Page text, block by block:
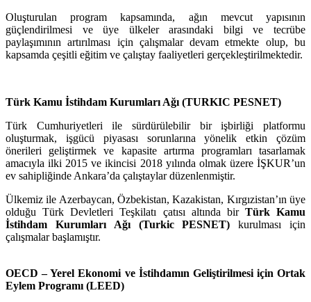
Oluşturulan program kapsamında, ağın mevcut yapısının
güçlendirilmesi ve üye ülkeler arasındaki bilgi ve tecrübe
paylaşımının artırılması için çalışmalar devam etmekte olup, bu
kapsamda çeşitli eğitim ve çalıştay faaliyetleri gerçekleştirilmektedir.
Türk Kamu İstihdam Kurumları Ağı (TURKIC PESNET)
Türk Cumhuriyetleri ile sürdürülebilir bir işbirliği platformu
oluşturmak, işgücü piyasası sorunlarına yönelik etkin çözüm
önerileri geliştirmek ve kapasite artırma programları tasarlamak
amacıyla ilki 2015 ve ikincisi 2018 yılında olmak üzere İŞKUR’un
ev sahipliğinde Ankara’da çalıştaylar düzenlenmiştir.
Ülkemiz ile Azerbaycan, Özbekistan, Kazakistan, Kırgızistan’ın üye
olduğu Türk Devletleri Teşkilatı çatısı altında bir Türk Kamu
İstihdam Kurumları Ağı (Turkic PESNET) kurulması için
çalışmalar başlamıştır.
OECD – Yerel Ekonomi ve İstihdamın Geliştirilmesi için Ortak
Eylem Programı (LEED)